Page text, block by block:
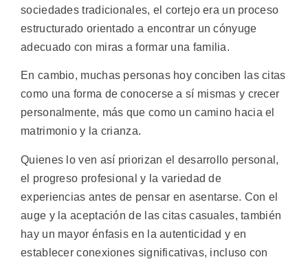
sociedades tradicionales, el cortejo era un proceso
estructurado orientado a encontrar un cónyuge
adecuado con miras a formar una familia.
En cambio, muchas personas hoy conciben las citas
como una forma de conocerse a sí mismas y crecer
personalmente, más que como un camino hacia el
matrimonio y la crianza.
Quienes lo ven así priorizan el desarrollo personal,
el progreso profesional y la variedad de
experiencias antes de pensar en asentarse. Con el
auge y la aceptación de las citas casuales, también
hay un mayor énfasis en la autenticidad y en
establecer conexiones significativas, incluso con